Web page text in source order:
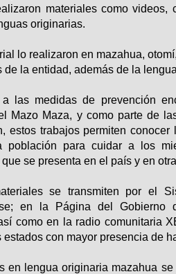
materiales como videos,
originarias.
lo realizaron en mazahua,
de la entidad, además de la
a las medidas de prevención
Mazo Maza, y como parte de
estos trabajos permiten
población para cuidar a los
se presenta en el país y en
se transmiten por el
en la Página del Gobierno
como en la radio comunitaria
estados con mayor presencia de
en lengua originaria mazahua